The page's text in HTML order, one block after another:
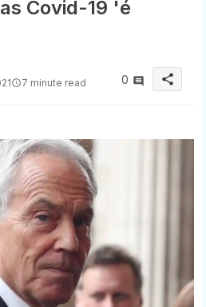
Covid-19 'é
7 minute read 0 share